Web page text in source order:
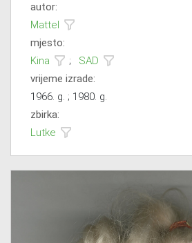
autor:
Mattel
mjesto:
Kina
;
SAD
vrijeme izrade:
1966. g. ; 1980. g.
zbirka:
Lutke